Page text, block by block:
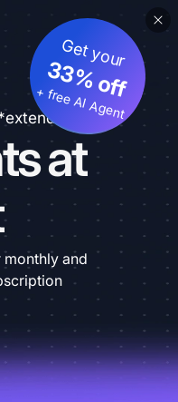
at
Get your
33% off
+ free AI Agent
and